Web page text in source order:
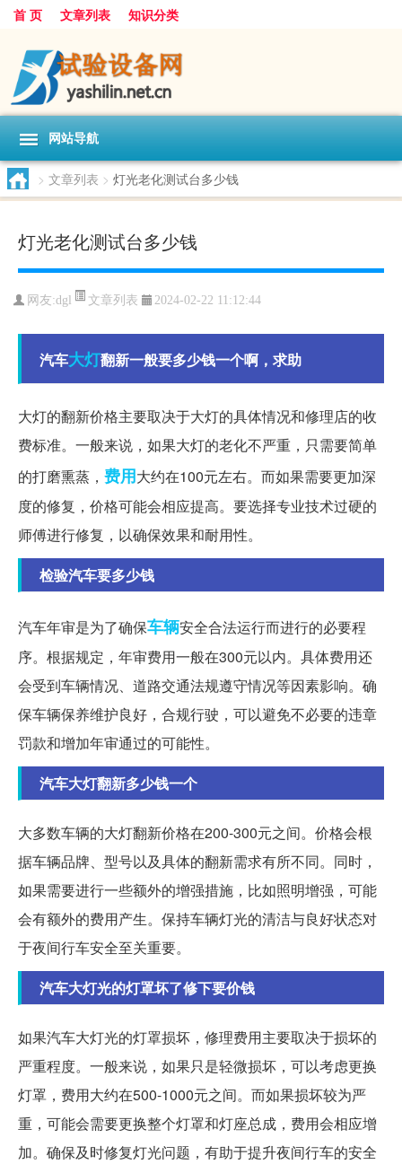
首 页 文章列表 知识分类
网站导航
> 文章列表 > 灯光老化测试台多少钱
灯光老化测试台多少钱
网友:dgl 文章列表 2024-02-22 11:12:44
汽车大灯翻新一般要多少钱一个啊，求助
大灯的翻新价格主要取决于大灯的具体情况和修理店的收
费标准。一般来说，如果大灯的老化不严重，只需要简单
的打磨熏蒸， 费用大约在100元左右。而如果需要更加深
度的修复，价格可能会相应提高。要选择专业技术过硬的
师傅进行修复，以确保效果和耐用性。
检验汽车要多少钱
汽车年审是为了确保车辆安全合法运行而进行的必要程
序。根据规定，年审费用一般在300元以内。具体费用还
会受到车辆情况、道路交通法规遵守情况等因素影响。确
保车辆保养维护良好，合规行驶，可以避免不必要的违章
罚款和增加年审通过的可能性。
汽车大灯翻新多少钱一个
大多数车辆的大灯翻新价格在200-300元之间。价格会根
据车辆品牌、型号以及具体的翻新需求有所不同。同时，
如果需要进行一些额外的增强措施，比如照明增强，可能
会有额外的费用产生。保持车辆灯光的清洁与良好状态对
于夜间行车安全至关重要。
汽车大灯光的灯罩坏了修下要价钱
如果汽车大灯光的灯罩损坏，修理费用主要取决于损坏的
严重程度。一般来说，如果只是轻微损坏，可以考虑更换
灯罩，费用大约在500-1000元之间。而如果损坏较为严
重，可能会需要更换整个灯罩和灯座总成，费用会相应增
加。确保及时修复灯光问题，有助于提升夜间行车的安全